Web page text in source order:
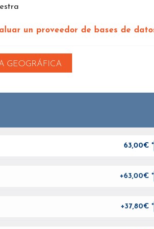
un proveedor de bases de
GEOGRÁFICA
63,00€ *
+63,00€ *
+37,80€ *